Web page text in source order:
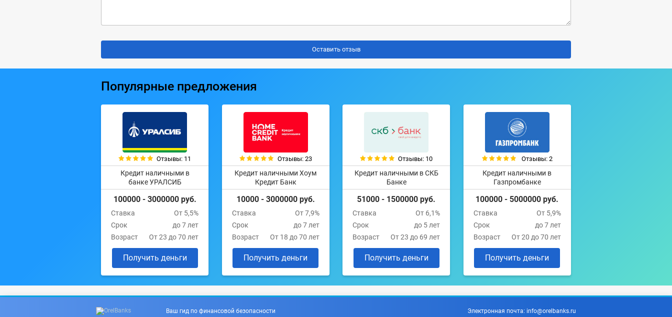
Популярные предложения
Отзывы: 11
Кредит наличными в
банке УРАЛСИБ
100000 - 3000000 руб.
Ставка
От 5,5%
Срок
до 7 лет
Возраст
От 23 до 70 лет
Получить деньги
Отзывы: 23
Кредит наличными Хоум
Кредит Банк
10000 - 3000000 руб.
Ставка
От 7,9%
Срок
до 7 лет
Возраст
От 18 до 70 лет
Получить деньги
Отзывы: 10
Кредит наличными в СКБ
Банке
51000 - 1500000 руб.
Ставка
От 6,1%
Срок
до 5 лет
Возраст
От 23 до 69 лет
Получить деньги
Отзывы: 2
Кредит наличными в
Газпромбанке
100000 - 5000000 руб.
Ставка
От 5,9%
Срок
до 7 лет
Возраст
От 20 до 70 лет
Получить деньги
Ваш гид по финансовой безопасности Электронная почта: info@orelbanks.ru